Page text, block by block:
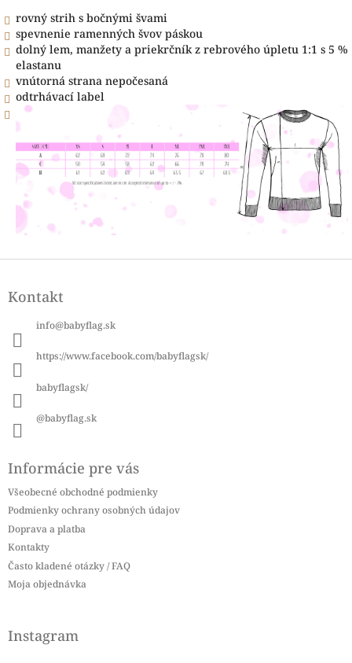
rovný strih s bočnými švami
spevnenie ramenných švov páskou
dolný lem, manžety a priekrčník z rebrového úpletu 1:1 s 5 %
elastanu
vnútorná strana nepočesaná
odtrhávací label
Z
pKontakt
info@babyflag.sk
https://www.facebook.com/babyflagsk/
babyflagsk/
@babyflag.sk
Informácie pre vás
Všeobecné obchodné podmienky
Podmienky ochrany osobných údajov
Doprava a platba
Kontakty
Často kladené otázky / FAQ
Moja objednávka
Instagram